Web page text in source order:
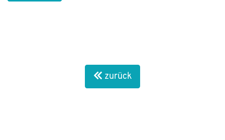
zurück